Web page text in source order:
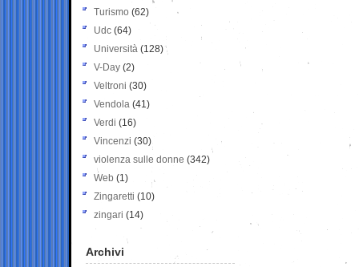
Turismo (62)
Udc (64)
Università (128)
V-Day (2)
Veltroni (30)
Vendola (41)
Verdi (16)
Vincenzi (30)
violenza sulle donne (342)
Web (1)
Zingaretti (10)
zingari (14)
Archivi